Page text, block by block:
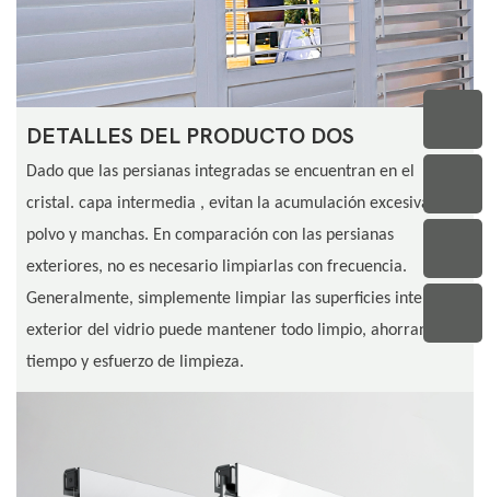
DETALLES DEL PRODUCTO DOS
Dado que las persianas integradas se encuentran en el
cristal. capa intermedia , evitan la acumulación excesiva de
polvo y manchas. En comparación con las persianas
exteriores, no es necesario limpiarlas con frecuencia.
Generalmente, simplemente limpiar las superficies interior y
exterior del vidrio puede mantener todo limpio, ahorrando
tiempo y esfuerzo de limpieza.